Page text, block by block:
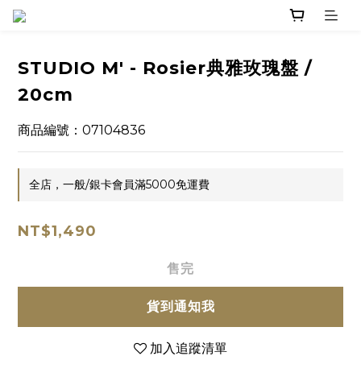
STUDIO M' - Rosier典雅玫瑰盤 /
20cm
商品編號：07104836
全店，一般/銀卡會員滿5000免運費
NT$1,490
售完
貨到通知我
加入追蹤清單